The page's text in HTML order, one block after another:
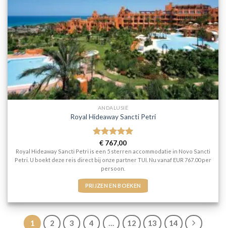
ANDALUSIË
Royal Hideaway Sancti Petri
Gewaardeerd
5uit 5
€ 767,00
Royal Hideaway Sancti Petri is een 5 sterren accommodatie in Novo Sancti
Petri. U boekt deze reis direct bij onze partner TUI. Nu vanaf EUR 767.00 per
persoon.
PRIJZEN EN BOEKEN
1 2 3 4 … 12 13 14